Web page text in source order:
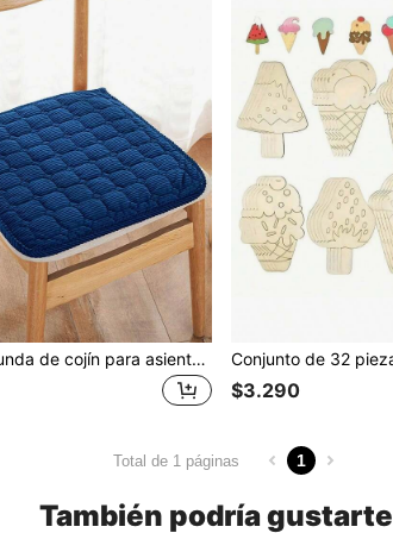
1 pieza Funda de cojín para asiento de silla de pana, reutilizable y lavable, apta para todas las estaciones
$3.290
Total de 1 páginas 1
También podría gustarte